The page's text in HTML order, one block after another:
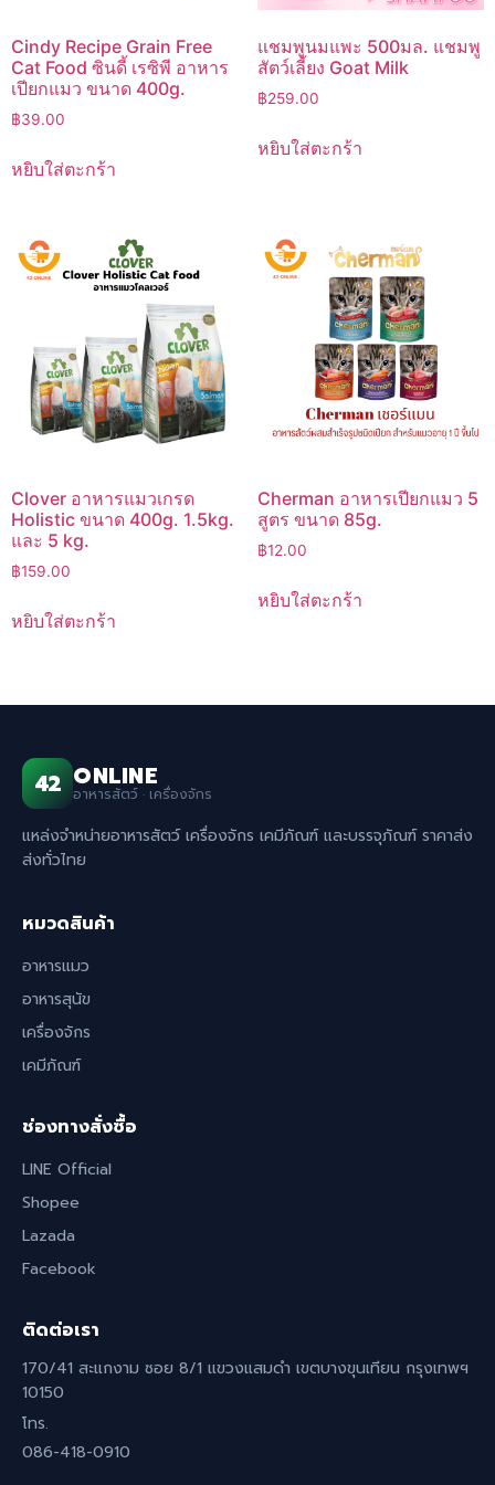
Cindy Recipe Grain Free
Cat Food ซินดี้ เรซิพี อาหาร
เปียกแมว ขนาด 400g.
฿39.00
หยิบใส่ตะกร้า
แชมพูนมแพะ 500มล. แชมพู
สัตว์เลี้ยง Goat Milk
฿259.00
หยิบใส่ตะกร้า
Clover อาหารแมวเกรด
Holistic ขนาด 400g. 1.5kg.
และ 5 kg.
฿159.00
หยิบใส่ตะกร้า
Cherman อาหารเปียกแมว 5
สูตร ขนาด 85g.
฿12.00
หยิบใส่ตะกร้า
42 ONLINE
อาหารสัตว์ · เครื่องจักร
แหล่งจำหน่ายอาหารสัตว์ เครื่องจักร เคมีภัณฑ์ และบรรจุภัณฑ์ ราคาส่ง
ส่งทั่วไทย
หมวดสินค้า
อาหารแมว
อาหารสุนัข
เครื่องจักร
เคมีภัณฑ์
ช่องทางสั่งซื้อ
LINE Official
Shopee
Lazada
Facebook
ติดต่อเรา
170/41 สะแกงาม ซอย 8/1 แขวงแสมดำ เขตบางขุนเทียน กรุงเทพฯ
10150
โทร.
086-418-0910